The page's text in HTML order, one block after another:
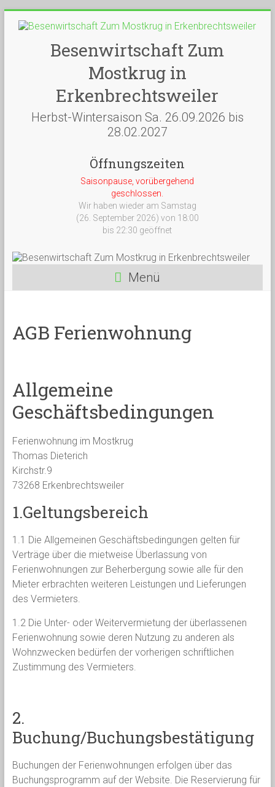
Besenwirtschaft Zum
Mostkrug in
Erkenbrechtsweiler
Herbst-Wintersaison Sa. 26.09.2026 bis
28.02.2027
Öffnungszeiten
Saisonpause, vorübergehend
geschlossen.
Wir haben wieder am Samstag
(26. September 2026) von 18:00
bis 22:30 geöffnet
Menü
AGB Ferienwohnung
Allgemeine
Geschäftsbedingungen
Ferienwohnung im Mostkrug
Thomas Dieterich
Kirchstr.9
73268 Erkenbrechtsweiler
1.Geltungsbereich
1.1 Die Allgemeinen Geschäftsbedingungen gelten für
Verträge über die mietweise Überlassung von
Ferienwohnungen zur Beherbergung sowie alle für den
Mieter erbrachten weiteren Leistungen und Lieferungen
des Vermieters.
1.2 Die Unter- oder Weitervermietung der überlassenen
Ferienwohnung sowie deren Nutzung zu anderen als
Wohnzwecken bedürfen der vorherigen schriftlichen
Zustimmung des Vermieters.
2.
Buchung/Buchungsbestätigung
Buchungen der Ferienwohnungen erfolgen über das
Buchungsprogramm auf der Website. Die Reservierung für